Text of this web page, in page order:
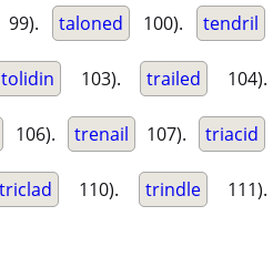
99). taloned 100). tendril
tolidin 103). trailed 104).
106). trenail 107). triacid
triclad 110). trindle 111).